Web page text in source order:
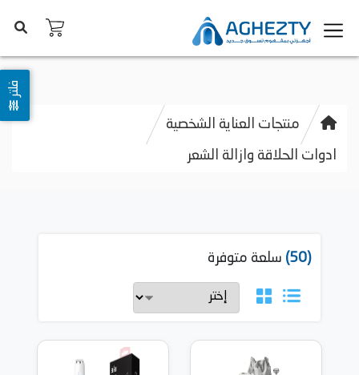
منتجات العناية الشخصية
ادوات الحلاقة وازالة الشعر
فلتر
(50) سلعة متوفرة